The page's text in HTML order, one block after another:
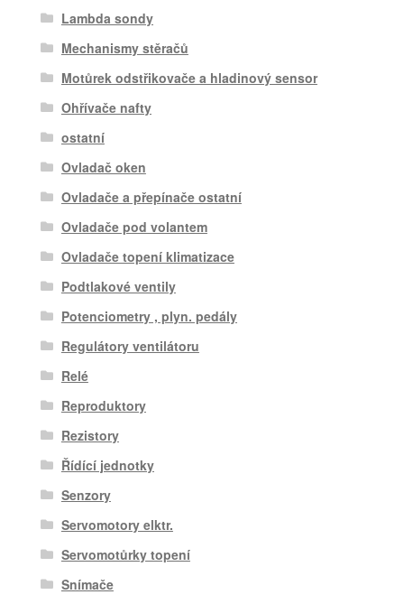
Lambda sondy
Mechanismy stěračů
Motůrek odstřikovače a hladinový sensor
Ohřívače nafty
ostatní
Ovladač oken
Ovladače a přepínače ostatní
Ovladače pod volantem
Ovladače topení klimatizace
Podtlakové ventily
Potenciometry , plyn. pedály
Regulátory ventilátoru
Relé
Reproduktory
Rezistory
Řídící jednotky
Senzory
Servomotory elktr.
Servomotůrky topení
Snímače